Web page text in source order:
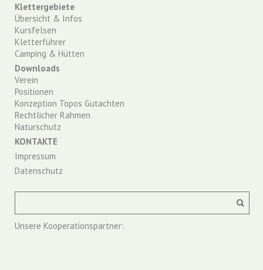
Klettergebiete
Übersicht & Infos
Kursfelsen
Kletterführer
Camping & Hütten
Downloads
Verein
Positionen
Konzeption Topos Gutachten
Rechtlicher Rahmen
Naturschutz
KONTAKTE
Impressum
Datenschutz
Unsere Kooperationspartner: